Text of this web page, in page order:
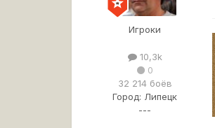
Игроки
10,3k
0
32 214 боёв
Город: Липецк
---